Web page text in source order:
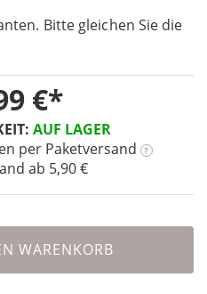
Bitte gleichen Sie die
AUF LAGER
per Paketversand ?
ab 5,90 €
€
WARENKORB